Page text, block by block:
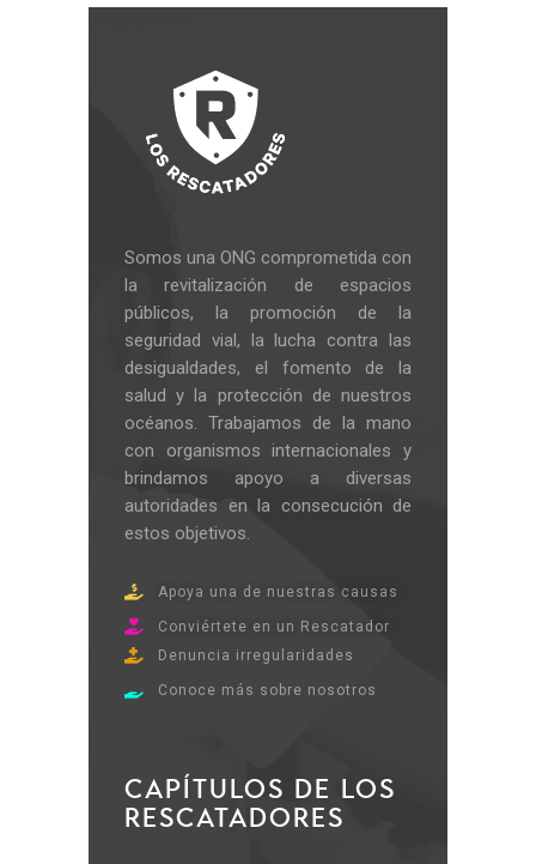
Somos una ONG comprometida con
la revitalización de espacios
públicos, la promoción de la
seguridad vial, la lucha contra las
desigualdades, el fomento de la
salud y la protección de nuestros
océanos. Trabajamos de la mano
con organismos internacionales y
brindamos apoyo a diversas
autoridades en la consecución de
estos objetivos.
Apoya una de nuestras causas
Conviértete en un Rescatador
Denuncia irregularidades
Conoce más sobre nosotros
CAPÍTULOS DE LOS
RESCATADORES